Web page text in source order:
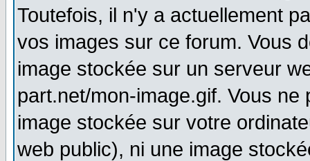
Toutefois, il n'y a actuellement
vos images sur ce forum. Vous
image stockée sur un serveur
part.net/mon-image.gif. Vous
image stockée sur votre
web public), ni une image